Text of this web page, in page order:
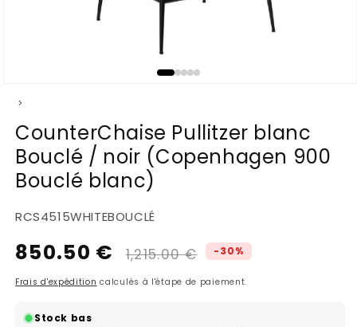
média
dans
une
fenêtre
>
CounterChaise Pullitzer blanc
Bouclé / noir (Copenhagen 900
Bouclé blanc)
SKU:
RCS4515WHITEBOUCLÉ
Prix
850.50 €
Prix
1,215.00 € -30%
Frais d'expédition calculés à l'étape de paiement.
Stock bas